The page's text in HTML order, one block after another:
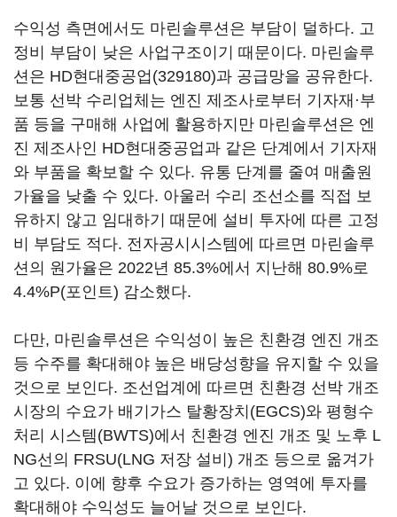
수익성 측면에서도 마린솔루션은 부담이 덜하다. 고
정비 부담이 낮은 사업구조이기 때문이다. 마린솔루
션은 HD현대중공업(329180)과 공급망을 공유한다.
보통 선박 수리업체는 엔진 제조사로부터 기자재·부
품 등을 구매해 사업에 활용하지만 마린솔루션은 엔
진 제조사인 HD현대중공업과 같은 단계에서 기자재
와 부품을 확보할 수 있다. 유통 단계를 줄여 매출원
가율을 낮출 수 있다. 아울러 수리 조선소를 직접 보
유하지 않고 임대하기 때문에 설비 투자에 따른 고정
비 부담도 적다. 전자공시시스템에 따르면 마린솔루
션의 원가율은 2022년 85.3%에서 지난해 80.9%로
4.4%P(포인트) 감소했다.
다만, 마린솔루션은 수익성이 높은 친환경 엔진 개조
등 수주를 확대해야 높은 배당성향을 유지할 수 있을
것으로 보인다. 조선업계에 따르면 친환경 선박 개조
시장의 수요가 배기가스 탈황장치(EGCS)와 평형수
처리 시스템(BWTS)에서 친환경 엔진 개조 및 노후 L
NG선의 FRSU(LNG 저장 설비) 개조 등으로 옮겨가
고 있다. 이에 향후 수요가 증가하는 영역에 투자를
확대해야 수익성도 늘어날 것으로 보인다.